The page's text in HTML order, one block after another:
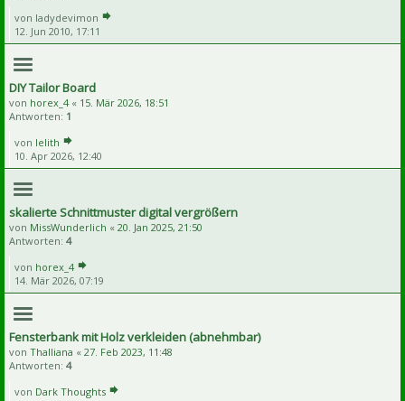
von ladydevimon
12. Jun 2010, 17:11
DIY Tailor Board
von horex_4 « 15. Mär 2026, 18:51
Antworten: 1
von lelith
10. Apr 2026, 12:40
skalierte Schnittmuster digital vergrößern
von MissWunderlich « 20. Jan 2025, 21:50
Antworten: 4
von horex_4
14. Mär 2026, 07:19
Fensterbank mit Holz verkleiden (abnehmbar)
von Thalliana « 27. Feb 2023, 11:48
Antworten: 4
von Dark Thoughts